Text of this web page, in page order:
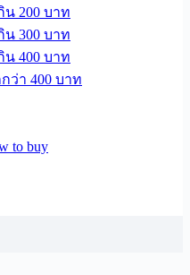
น 200 บาท
น 300 บาท
น 400 บาท
ว่า 400 บาท
to buy